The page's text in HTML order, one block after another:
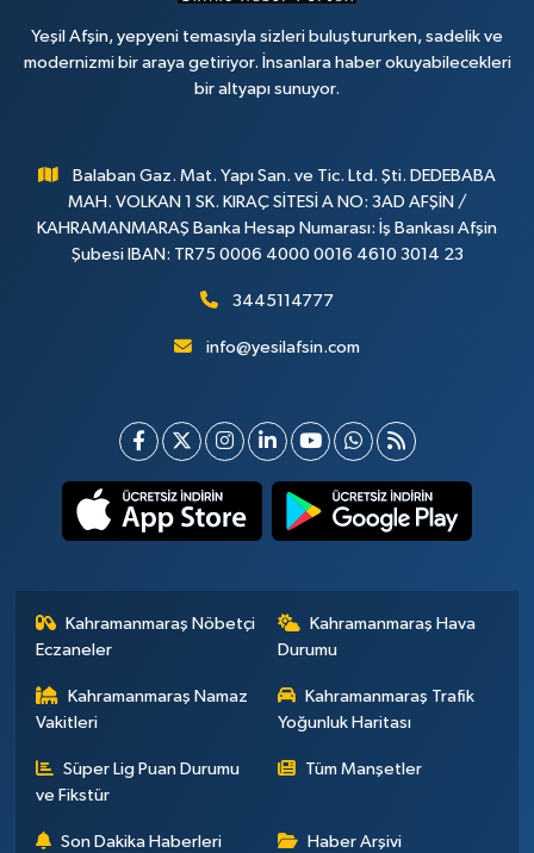
Yeşil Afşin, yepyeni temasıyla sizleri buluştururken, sadelik ve
modernizmi bir araya getiriyor. İnsanlara haber okuyabilecekleri
bir altyapı sunuyor.
Balaban Gaz. Mat. Yapı San. ve Tic. Ltd. Şti. DEDEBABA
MAH. VOLKAN 1 SK. KIRAÇ SİTESİ A NO: 3AD AFŞİN /
KAHRAMANMARAŞ Banka Hesap Numarası: İş Bankası Afşin
Şubesi IBAN: TR75 0006 4000 0016 4610 3014 23
3445114777
info@yesilafsin.com
Kahramanmaraş Nöbetçi
Eczaneler
Kahramanmaraş Hava
Durumu
Kahramanmaraş Namaz
Vakitleri
Kahramanmaraş Trafik
Yoğunluk Haritası
Süper Lig Puan Durumu
ve Fikstür
Tüm Manşetler
Son Dakika Haberleri Haber Arşivi